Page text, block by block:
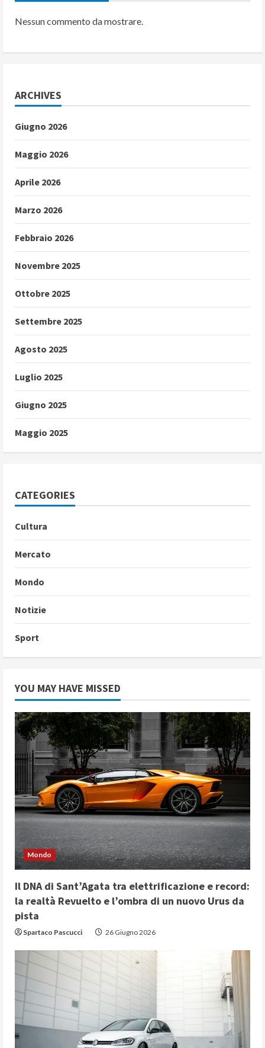
Nessun commento da mostrare.
ARCHIVES
Giugno 2026
Maggio 2026
Aprile 2026
Marzo 2026
Febbraio 2026
Novembre 2025
Ottobre 2025
Settembre 2025
Agosto 2025
Luglio 2025
Giugno 2025
Maggio 2025
CATEGORIES
Cultura
Mercato
Mondo
Notizie
Sport
YOU MAY HAVE MISSED
Mondo
Il DNA di Sant’Agata tra elettrificazione e record:
la realtà Revuelto e l’ombra di un nuovo Urus da
pista
Spartaco Pascucci 26 Giugno 2026